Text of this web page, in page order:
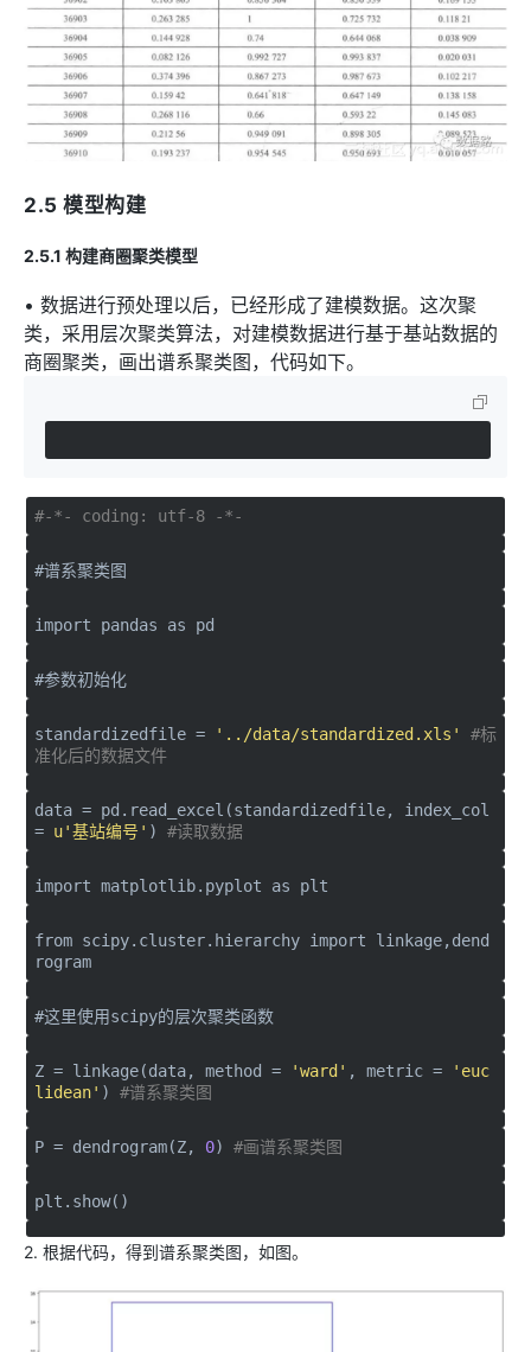
2.5 模型构建
2.5.1 构建商圈聚类模型
• 数据进行预处理以后，已经形成了建模数据。这次聚
类，采用层次聚类算法，对建模数据进行基于基站数据的
商圈聚类，画出谱系聚类图，代码如下。
#-*- coding: utf-8 -*-
#谱系聚类图
import pandas as pd
#参数初始化
standardizedfile = '../data/standardized.xls'
#标
准化后的数据文件
data = pd.read_excel(standardizedfile, index_col
= u'基站编号' ) #读取数据
import matplotlib.pyplot as plt
from scipy.cluster.hierarchy import linkage,dend
rogram
#这里使用scipy的层次聚类函数
Z = linkage(data, method = 'ward' , metric =
'euc
lidean' ) #谱系聚类图
P = dendrogram(Z, 0) #画谱系聚类图
plt.show()
2. 根据代码，得到谱系聚类图，如图。